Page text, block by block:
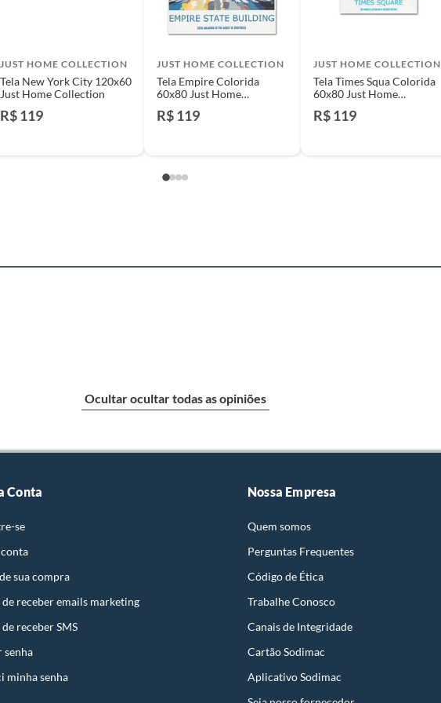
ou acaba com o primeiro uso ou em pouco tempo.
do vício.
ou no Centro de Distribuição, o atendente
Distribuição, o cliente poderá optar por:
condições de uso;
a respectiva Nota Fiscal, quando será agendada
A resposta ao cliente deverá ser imediata. Sendo
poderá ser substituído, imediatamente, acrescido
condições de uso;
JUST HOME COLLECTION
Tela New York City 120x60
Just Home Collection
R$ 119
JUST HOME COLLECTION
Tela Empire Colorida
60x80 Just Home
R$ 119
JUST HOME COLLECTION
Tela Times Squa Colorida
60x80 Just Home
R$ 119
Ocultar ocultar todas as opiniões
Conta
se
sua compra
receber emails marketing
receber SMS
senha
minha senha
Nossa Empresa
Quem somos
Perguntas Frequentes
Código de Ética
Trabalhe Conosco
Canais de Integridade
Cartão Sodimac
Aplicativo Sodimac